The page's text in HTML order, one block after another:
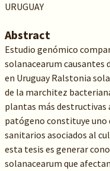
URUGUAY
Abstract
Estudio genómico
solanacearum causantes
en Uruguay Ralstonia
de la marchitez
plantas más destructivas
patógeno constituye uno
sanitarios asociados al
esta tesis es generar
solanacearum que